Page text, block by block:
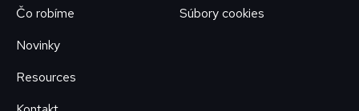
Čo robíme
Novinky
Resources
Súbory cookies